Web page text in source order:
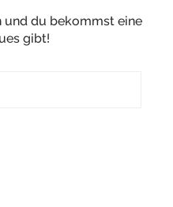
und du bekommst eine
gibt!